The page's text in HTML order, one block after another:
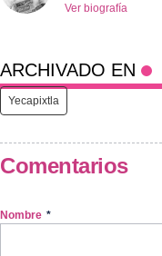
Ver biografía
ARCHIVADO EN
Yecapixtla
Comentarios
Nombre *